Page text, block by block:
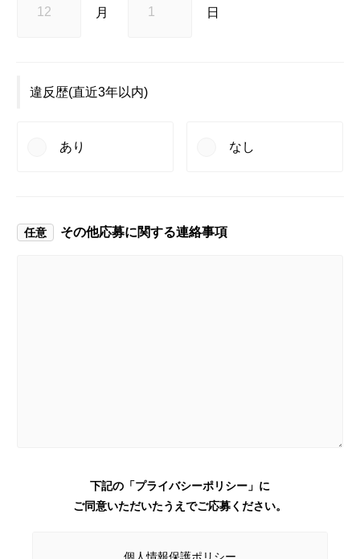
月 日
違反歴(直近3年以内)
あり なし
任意 その他応募に関する連絡事項
下記の「プライバシーポリシー」に
ご同意いただいたうえでご応募ください。